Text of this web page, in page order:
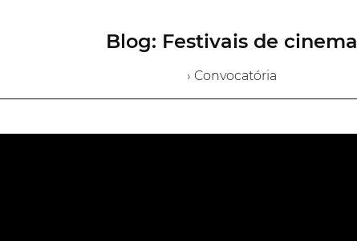
Blog: Festivais de cinema
› Convocatória